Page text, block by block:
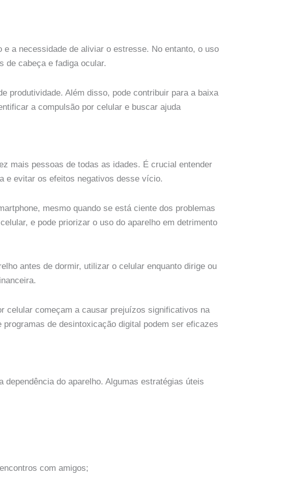
a necessidade de aliviar o estresse. No entanto, o uso
de cabeça e fadiga ocular.
produtividade. Além disso, pode contribuir para a baixa
a compulsão por celular e buscar ajuda
mais pessoas de todas as idades. É crucial entender
e evitar os efeitos negativos desse vício.
mesmo quando se está ciente dos problemas
e pode priorizar o uso do aparelho em detrimento
antes de dormir, utilizar o celular enquanto dirige ou
celular começam a causar prejuízos significativos na
de desintoxicação digital podem ser eficazes
do aparelho. Algumas estratégias úteis
com amigos;